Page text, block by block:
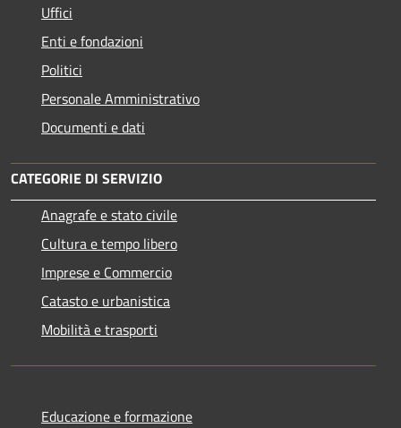
Uffici
Enti e fondazioni
Politici
Personale Amministrativo
Documenti e dati
CATEGORIE DI SERVIZIO
Anagrafe e stato civile
Cultura e tempo libero
Imprese e Commercio
Catasto e urbanistica
Mobilità e trasporti
Educazione e formazione